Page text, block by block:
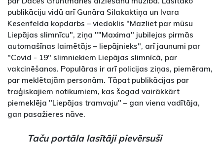
publikāciju vidū arī Gunāra Silakaktiņa un Ivara
Kesenfelda kopdarbs – viedoklis "Mazliet par mūsu
Liepājas slimnīcu", ziņa ""Maxima" jubilejas pirmās
automašīnas laimētājs – liepājnieks", arī jaunumi par
"Covid - 19" slimniekiem Liepājas slimnīcā, par
vakcinēšanos. Populāras ir arī policijas ziņas, piemēram,
par meklētajām personām. Tāpat publikācijas par
traģiskajiem notikumiem, kas šogad vairākkārt
piemeklēja "Liepājas tramvaju" – gan viena vadītāja,
gan pasažieres nāve.
Taču portāla lasītāji pievērsuši